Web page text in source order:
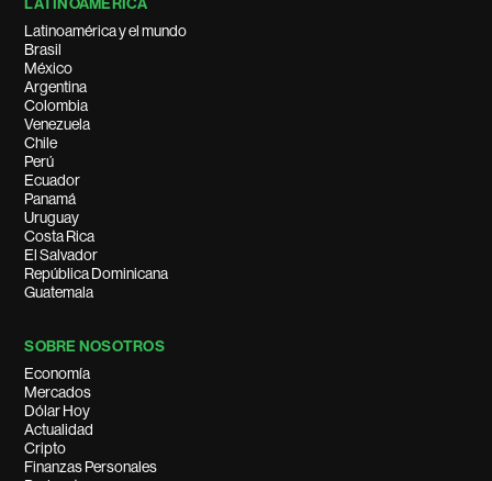
LATINOAMÉRICA
Latinoamérica y el mundo
Brasil
México
Argentina
Colombia
Venezuela
Chile
Perú
Ecuador
Panamá
Uruguay
Costa Rica
El Salvador
República Dominicana
Guatemala
SOBRE NOSOTROS
Economía
Mercados
Dólar Hoy
Actualidad
Cripto
Finanzas Personales